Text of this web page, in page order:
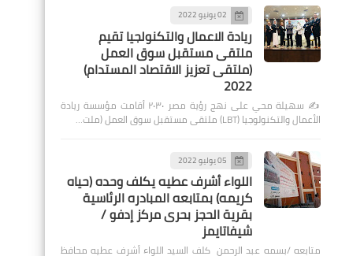
02 يونيو 2022
ريادة الاعمال والتكنولجيا تقيم
ملتقى مستقبل سوق العمل
(ملتقى تعزيز الاقتصاد المستدام)
2022
✍️ سهيلة محي على نهج رؤية مصر ٢٠٣٠ أقامت مؤسسة ريادة
الأعمال والتكنولوجيا (LBT) ملتقى مستقبل سوق العمل (ملت…
05 يوليو 2022
اللواء أشرف عطيه يكلف وحده (حياه
كريمه) بمتابعه المبادره الرئاسية
بقرية الحجز بحرى مركز إدفو /
شيفاتايمز
متابعه /بسمه عبد الرحمن كلف السيد اللواء أشرف عطيه محافظ